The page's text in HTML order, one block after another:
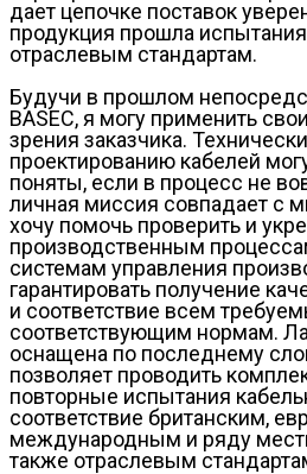
дает цепочке поставок
продукция прошла испытания
отраслевым стандартам.
Будучи в прошлом
BASEC, я могу применить
зрения заказчика.
проектированию кабелей
поняты, если в процесс не
личная миссия совпадает с
хочу помочь проверить и
производственным
системам управления
гарантировать получение
и соответствие всем
соответствующим нормам.
оснащена по последнему
позволяет проводить
повторные испытания
соответствие британским,
международным и ряду
также отраслевым